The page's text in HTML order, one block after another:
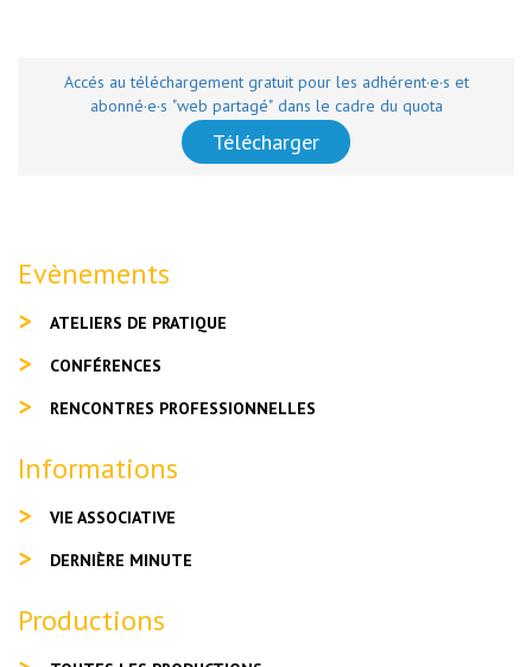
Accés au téléchargement gratuit pour les adhérent·e·s et
abonné·e·s "web partagé" dans le cadre du quota
Télécharger
Evènements
ATELIERS DE PRATIQUE
CONFÉRENCES
RENCONTRES PROFESSIONNELLES
Informations
VIE ASSOCIATIVE
DERNIÈRE MINUTE
Productions